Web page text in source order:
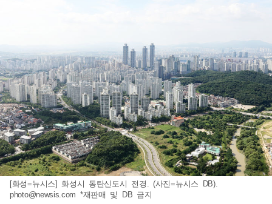
[화성=뉴시스] 화성시 동탄신도시 전경. (사진=뉴시스 DB).
photo@newsis.com *재판매 및 DB 금지